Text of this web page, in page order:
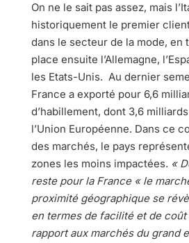
On ne le sait pas assez, mais
historiquement le premier
dans le secteur de la mode, en
place ensuite l’Allemagne,
les Etats-Unis. Au dernier
France a exporté pour 6,6
d’habillement, dont 3,6
l’Union Européenne. Dans ce
des marchés, le pays
zones les moins impactées. «
reste pour la France « le
proximité géographique se
en termes de facilité et de
rapport aux marchés du grand